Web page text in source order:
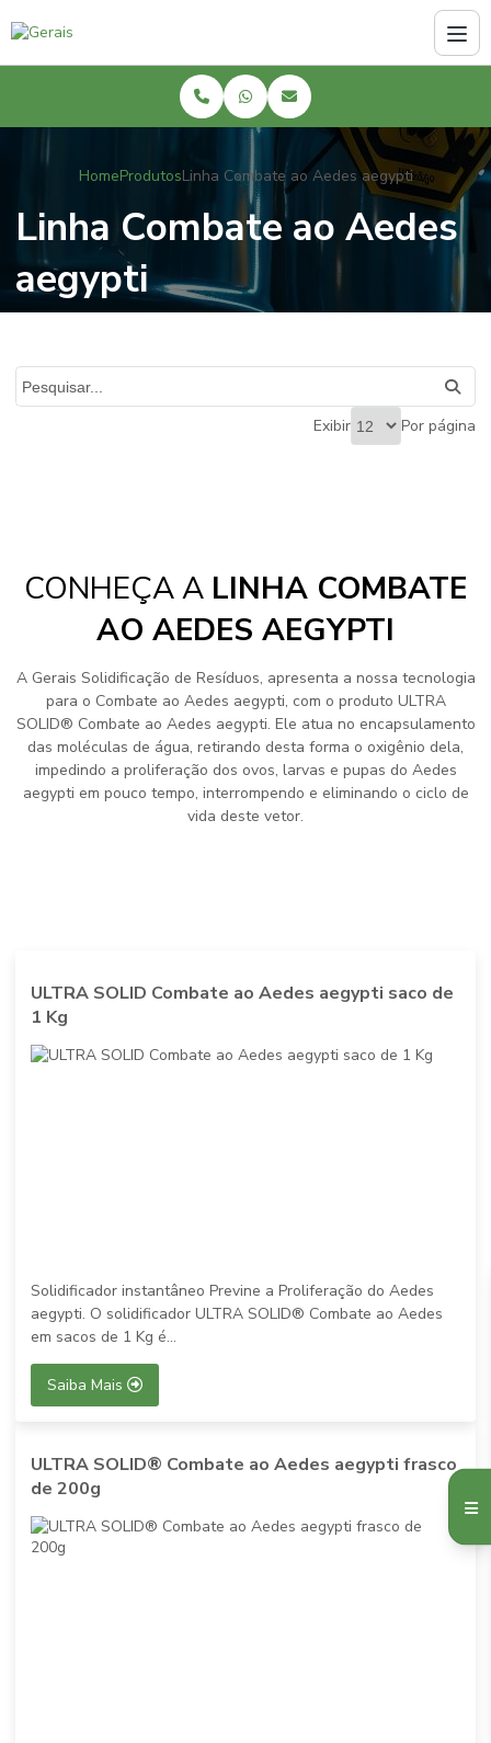
HomeProdutosLinha Combate ao Aedes aegypti
Linha Combate ao Aedes
aegypti
Exibir Por página
CONHEÇA A LINHA COMBATE
AO AEDES AEGYPTI
A Gerais Solidificação de Resíduos, apresenta a nossa tecnologia
para o Combate ao Aedes aegypti, com o produto ULTRA
SOLID® Combate ao Aedes aegypti. Ele atua no encapsulamento
das moléculas de água, retirando desta forma o oxigênio dela,
impedindo a proliferação dos ovos, larvas e pupas do Aedes
aegypti em pouco tempo, interrompendo e eliminando o ciclo de
vida deste vetor.
ULTRA SOLID Combate ao Aedes aegypti saco de
1 Kg
Solidificador instantâneo Previne a Proliferação do Aedes
aegypti. O solidificador ULTRA SOLID® Combate ao Aedes
em sacos de 1 Kg é...
Saiba Mais
ULTRA SOLID® Combate ao Aedes aegypti frasco
de 200g